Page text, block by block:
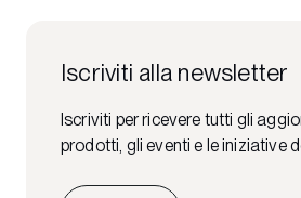
Iscriviti alla newsletter
Iscriviti per ricevere tutti gli
prodotti, gli eventi e le iniziative